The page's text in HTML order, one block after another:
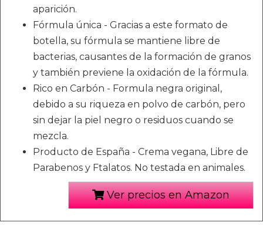
aparición.
Fórmula única - Gracias a este formato de
botella, su fórmula se mantiene libre de
bacterias, causantes de la formación de granos
y también previene la oxidación de la fórmula.
Rico en Carbón - Formula negra original,
debido a su riqueza en polvo de carbón, pero
sin dejar la piel negro o residuos cuando se
mezcla.
Producto de España - Crema vegana, Libre de
Parabenos y Ftalatos. No testada en animales.
Ver precios en Amazon